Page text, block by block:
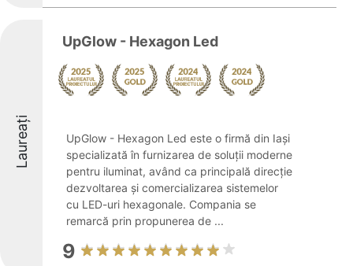
Laureați
UpGlow - Hexagon Led
UpGlow - Hexagon Led este o firmă din Iași
specializată în furnizarea de soluții moderne
pentru iluminat, având ca principală direcție
dezvoltarea și comercializarea sistemelor
cu LED-uri hexagonale. Compania se
remarcă prin propunerea de ...
9